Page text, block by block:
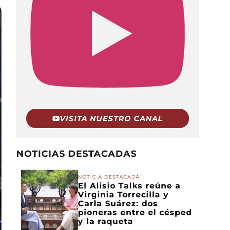
VISITA NUESTRO CANAL
NOTICIAS DESTACADAS
NOTICIA DESTACADA
El Alisio Talks reúne a
Virginia Torrecilla y
Carla Suárez: dos
pioneras entre el césped
y la raqueta